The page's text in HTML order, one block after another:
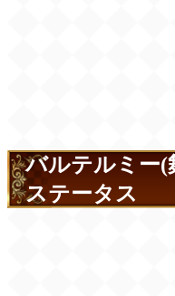
バルテルミー(
ステータス